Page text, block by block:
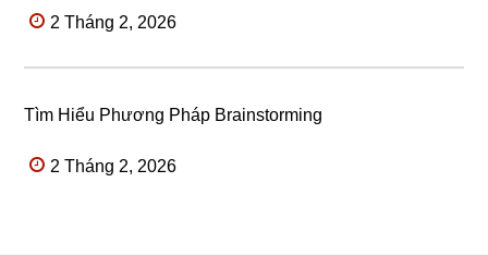
2 Tháng 2, 2026
Tìm Hiểu Phương Pháp Brainstorming
2 Tháng 2, 2026